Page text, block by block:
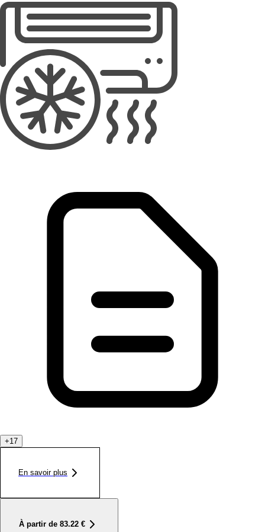
+17
En savoir plus
À partir de 83.22 €